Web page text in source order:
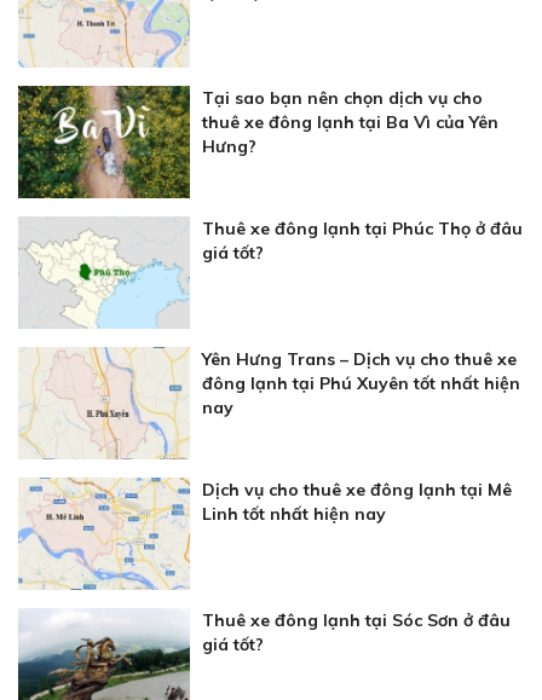
Tại sao bạn nên chọn dịch vụ cho
thuê xe đông lạnh tại Ba Vì của Yên
Hưng?
Thuê xe đông lạnh tại Phúc Thọ ở đâu
giá tốt?
Yên Hưng Trans – Dịch vụ cho thuê xe
đông lạnh tại Phú Xuyên tốt nhất hiện
nay
Dịch vụ cho thuê xe đông lạnh tại Mê
Linh tốt nhất hiện nay
Thuê xe đông lạnh tại Sóc Sơn ở đâu
giá tốt?